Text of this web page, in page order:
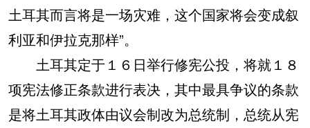
土耳其而言将是一场灾难，这个国家将会变成叙
利亚和伊拉克那样”。
土耳其定于１６日举行修宪公投，将就１８
项宪法修正条款进行表决，其中最具争议的条款
是将土耳其政体由议会制改为总统制，总统从宪